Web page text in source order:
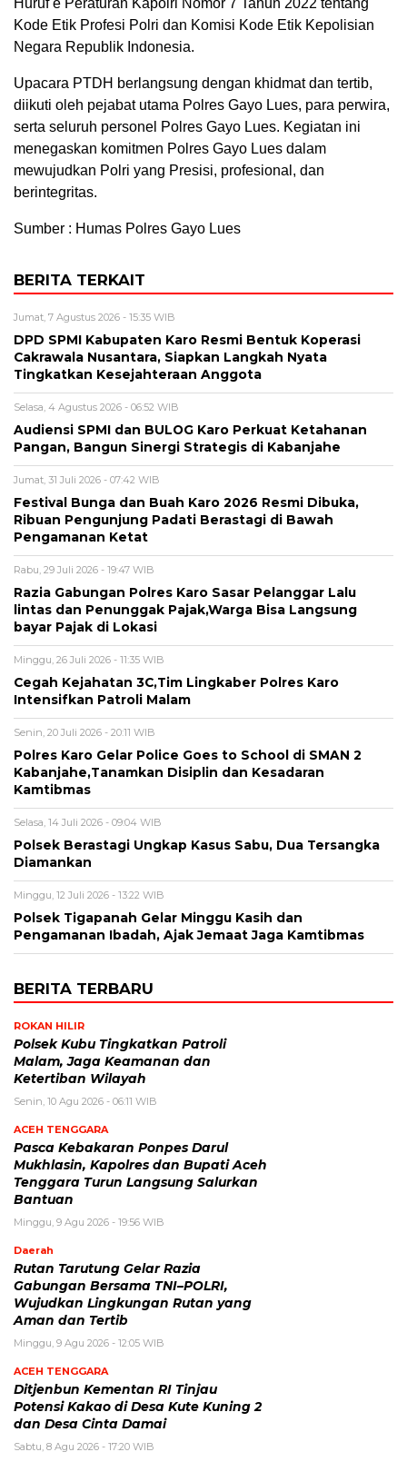
Kode Etik Profesi Polri dan Komisi Kode Etik Kepolisian
Negara Republik Indonesia.
Upacara PTDH berlangsung dengan khidmat dan tertib,
diikuti oleh pejabat utama Polres Gayo Lues, para perwira,
serta seluruh personel Polres Gayo Lues. Kegiatan ini
menegaskan komitmen Polres Gayo Lues dalam
mewujudkan Polri yang Presisi, profesional, dan
berintegritas.
Sumber : Humas Polres Gayo Lues
BERITA TERKAIT
Jumat, 7 Agustus 2026 - 15:35 WIB
DPD SPMI Kabupaten Karo Resmi Bentuk Koperasi
Cakrawala Nusantara, Siapkan Langkah Nyata
Tingkatkan Kesejahteraan Anggota
Selasa, 4 Agustus 2026 - 06:52 WIB
Audiensi SPMI dan BULOG Karo Perkuat Ketahanan
Pangan, Bangun Sinergi Strategis di Kabanjahe
Jumat, 31 Juli 2026 - 07:42 WIB
Festival Bunga dan Buah Karo 2026 Resmi Dibuka,
Ribuan Pengunjung Padati Berastagi di Bawah
Pengamanan Ketat
Rabu, 29 Juli 2026 - 19:47 WIB
Razia Gabungan Polres Karo Sasar Pelanggar Lalu
lintas dan Penunggak Pajak,Warga Bisa Langsung
bayar Pajak di Lokasi
Minggu, 26 Juli 2026 - 11:35 WIB
Cegah Kejahatan 3C,Tim Lingkaber Polres Karo
Intensifkan Patroli Malam
Senin, 20 Juli 2026 - 20:11 WIB
Polres Karo Gelar Police Goes to School di SMAN 2
Kabanjahe,Tanamkan Disiplin dan Kesadaran
Kamtibmas
Selasa, 14 Juli 2026 - 09:04 WIB
Polsek Berastagi Ungkap Kasus Sabu, Dua Tersangka
Diamankan
Minggu, 12 Juli 2026 - 13:22 WIB
Polsek Tigapanah Gelar Minggu Kasih dan
Pengamanan Ibadah, Ajak Jemaat Jaga Kamtibmas
BERITA TERBARU
ROKAN HILIR
Polsek Kubu Tingkatkan Patroli
Malam, Jaga Keamanan dan
Ketertiban Wilayah
Senin, 10 Agu 2026 - 06:11 WIB
ACEH TENGGARA
Pasca Kebakaran Ponpes Darul
Mukhlasin, Kapolres dan Bupati Aceh
Tenggara Turun Langsung Salurkan
Bantuan
Minggu, 9 Agu 2026 - 19:56 WIB
Daerah
Rutan Tarutung Gelar Razia
Gabungan Bersama TNI–POLRI,
Wujudkan Lingkungan Rutan yang
Aman dan Tertib
Minggu, 9 Agu 2026 - 12:05 WIB
ACEH TENGGARA
Ditjenbun Kementan RI Tinjau
Potensi Kakao di Desa Kute Kuning 2
dan Desa Cinta Damai
Sabtu, 8 Agu 2026 - 17:20 WIB